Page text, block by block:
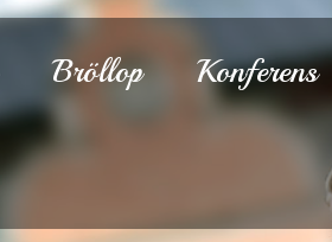
Bröllop Konferens